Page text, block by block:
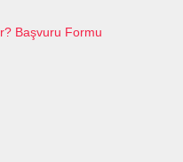
Başvuru Formu